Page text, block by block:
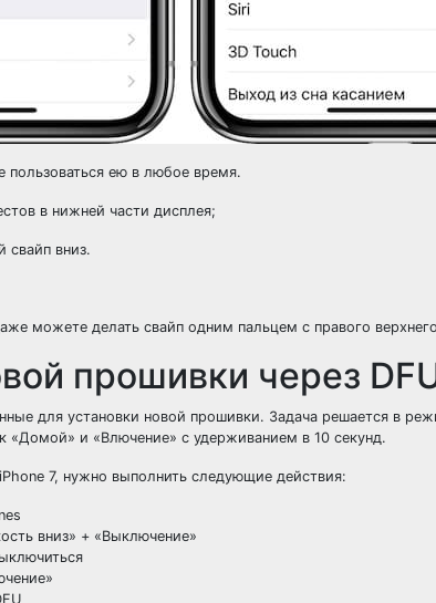
ею в любое время.
в нижней части дисплея;
свайп вниз.
можете делать свайп одним пальцем с правого верхнего
прошивки через
для установки новой прошивки. Задача решается в
«Домой» и «Влючение» с удерживанием в 10 секунд.
7, нужно выполнить следующие действия:
вниз» + «Выключение»